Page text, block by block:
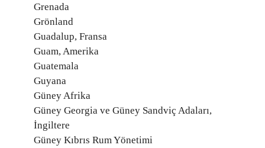
Grenada
Grönland
Guadalup, Fransa
Guam, Amerika
Guatemala
Guyana
Güney Afrika
Güney Georgia ve Güney Sandviç Adaları,
İngiltere
Güney Kıbrıs Rum Yönetimi